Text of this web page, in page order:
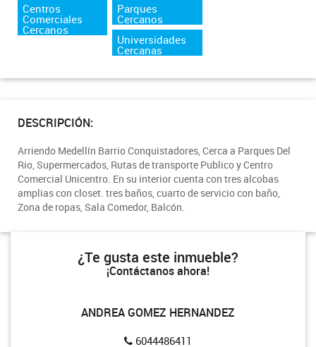
Centros
Comerciales
Cercanos
Parques
Cercanos
Universidades
Cercanas
DESCRIPCIÓN:
Arriendo Medellín Barrio Conquistadores, Cerca a Parques Del
Rio, Supermercados, Rutas de transporte Publico y Centro
Comercial Unicentro. En su interior cuenta con tres alcobas
amplias con closet. tres baños, cuarto de servicio con baño,
Zona de ropas, Sala Comedor, Balcón.
¿Te gusta este inmueble?
¡Contáctanos ahora!
ANDREA GOMEZ HERNANDEZ
6044486411